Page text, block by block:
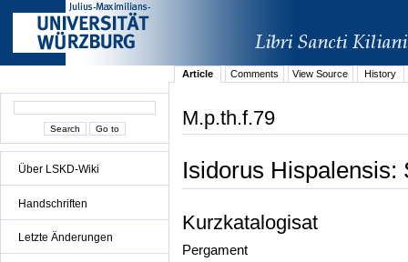
Über LSKD-Wiki
Handschriften
Letzte Änderungen
Article Comments View Source History
M.p.th.f.79
Isidorus Hispalensis:
Kurzkatalogisat
Pergament